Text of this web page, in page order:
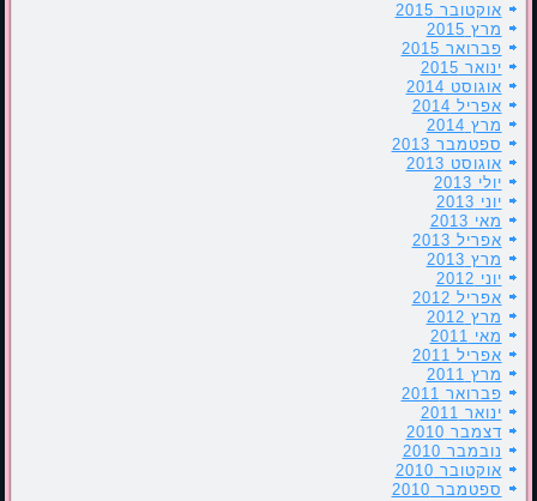
אוקטובר 2015
מרץ 2015
פברואר 2015
ינואר 2015
אוגוסט 2014
אפריל 2014
מרץ 2014
ספטמבר 2013
אוגוסט 2013
יולי 2013
יוני 2013
מאי 2013
אפריל 2013
מרץ 2013
יוני 2012
אפריל 2012
מרץ 2012
מאי 2011
אפריל 2011
מרץ 2011
פברואר 2011
ינואר 2011
דצמבר 2010
נובמבר 2010
אוקטובר 2010
ספטמבר 2010